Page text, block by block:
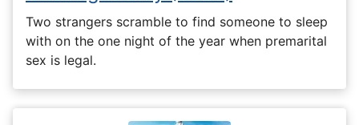
Two strangers scramble to find someone to sleep
with on the one night of the year when premarital
sex is legal.